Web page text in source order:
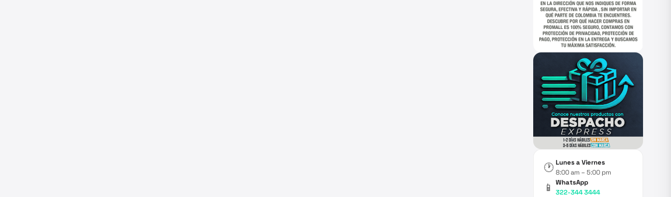
🕐 Lunes a Viernes
8:00 am – 5:00 pm
📱
WhatsApp
322-344 3444